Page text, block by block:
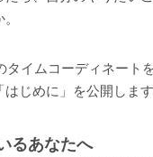
タイムコーディネート
はじめに」を公開します
るあなたへ